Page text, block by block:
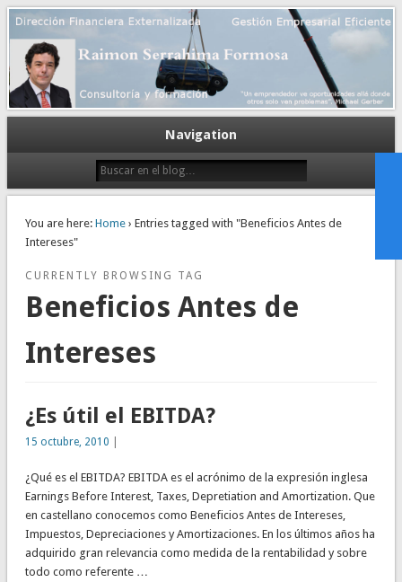
Dirección financiera de la PyME
Gestión empresarial eficiente. Dirección financiera externalizada.
Navigation
You are here: Home› Entries tagged with "Beneficios Antes de
Intereses"
CURRENTLY BROWSING TAG
Beneficios Antes de
Intereses
¿Es útil el EBITDA?
15 octubre, 2010
¿Qué es el EBITDA? EBITDA es el acrónimo de la expresión inglesa
Earnings Before Interest, Taxes, Depretiation and Amortization. Que
en castellano conocemos como Beneficios Antes de Intereses,
Impuestos, Depreciaciones y Amortizaciones. En los últimos años ha
adquirido gran relevancia como medida de la rentabilidad y sobre
todo como referente …